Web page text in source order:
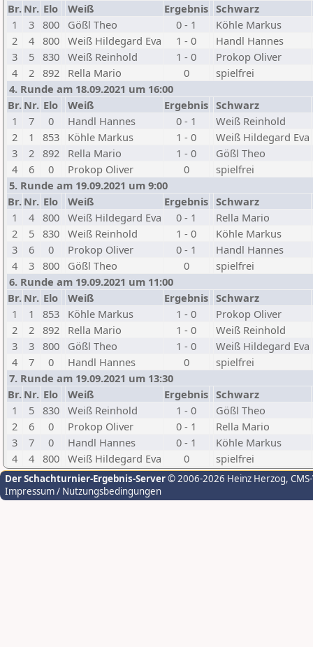
Br. Nr. Elo Weiß Ergebnis Schwarz
1
3 800 Gößl Theo 0 - 1
Köhle Markus
2
4 800 Weiß Hildegard Eva 1 - 0
Handl Hannes
3
5 830 Weiß Reinhold 1 - 0
Prokop Oliver
4
2 892 Rella Mario 0
spielfrei
4. Runde am 18.09.2021 um 16:00
Br. Nr. Elo Weiß Ergebnis Schwarz
1
7 0 Handl Hannes 0 - 1
Weiß Reinhold
2
1 853 Köhle Markus 1 - 0
Weiß Hildegard Eva
3
2 892 Rella Mario 1 - 0
Gößl Theo
4
6 0 Prokop Oliver 0
spielfrei
5. Runde am 19.09.2021 um 9:00
Br. Nr. Elo Weiß Ergebnis Schwarz
1
4 800 Weiß Hildegard Eva 0 - 1
Rella Mario
2
5 830 Weiß Reinhold 1 - 0
Köhle Markus
3
6 0 Prokop Oliver 0 - 1
Handl Hannes
4
3 800 Gößl Theo 0
spielfrei
6. Runde am 19.09.2021 um 11:00
Br. Nr. Elo Weiß Ergebnis Schwarz
1
1 853 Köhle Markus 1 - 0
Prokop Oliver
2
2 892 Rella Mario 1 - 0
Weiß Reinhold
3
3 800 Gößl Theo 1 - 0
Weiß Hildegard Eva
4
7 0 Handl Hannes 0
spielfrei
7. Runde am 19.09.2021 um 13:30
Br. Nr. Elo Weiß Ergebnis Schwarz
1
5 830 Weiß Reinhold 1 - 0
Gößl Theo
2
6 0 Prokop Oliver 0 - 1
Rella Mario
3
7 0 Handl Hannes 0 - 1
Köhle Markus
4
4 800 Weiß Hildegard Eva 0 spielfrei
Der Schachturnier-Ergebnis-Server© 2006-2026 Heinz Herzog,
Impressum / Nutzungsbedingungen